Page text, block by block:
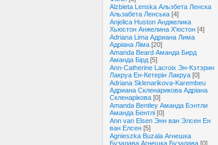
Alzbieta Lenska Альзбета Ленска
Альзабета Ленська [4]
Anjelica Huston Анджелика
Хьюстон Анжелина Х'юстон [4]
Adriana Lima Адриана Лима
Адріана Ліма [20]
Amanda Beard Аманда Бирд
Аманда Бірд [5]
Ann-Catherine Lacroix Эн-Кэтэрин
Лакруа Ен-Кетерін Лакруа [0]
Adriana Sklenarikova-Karembeu
Адриана Скленарикова Адріана
Скленарікова [0]
Amanda Bentley Аманда Бэнтли
Аманда Бентлі [0]
Ann van Elsen Энн ван Элсен Ен
ван Елсен [5]
Agnieszka Buzala Агнешка
Бузалава Агнешка Бузалава [0]